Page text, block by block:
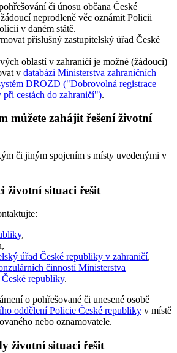
či únosu občana České
neprodleně věc oznámit Policii
v daném státě.
příslušný zastupitelský úřad České
oblastí v zahraničí je možné (žádoucí)
v databázi Ministerstva zahraničních
DROZD ("Dobrovolná registrace
cestách do zahraničí").
můžete zahájit řešení životní
či jiným spojením s místy uvedenými v
životní situaci řešit
,
úřad České republiky v zahraničí,
činností Ministerstva
republiky.
o pohřešované či unesené osobě
oddělení Policie České republiky v místě
nebo oznamovatele.
životní situaci řešit